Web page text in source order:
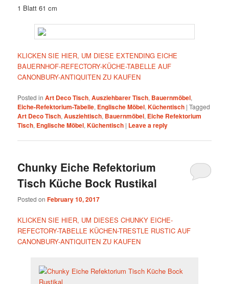
1 Blatt 61 cm
KLICKEN SIE HIER, UM DIESE EXTENDING EICHE
BAUERNHOF-REFECTORY-KÜCHE-TABELLE AUF
CANONBURY-ANTIQUITEN ZU KAUFEN
Posted in Art Deco Tisch,Ausziehbarer Tisch, Bauernmöbel,
Eiche-Refektorium-Tabelle, Englische Möbel,Küchentisch |Tagged
Art Deco Tisch,Ausziehtisch, Bauernmöbel, Eiche Refektorium
Tisch, Englische Möbel,Küchentisch | Leave a reply
Chunky Eiche Refektorium
Tisch Küche Bock Rustikal
Posted onFebruary 10, 2017
KLICKEN SIE HIER, UM DIESES CHUNKY EICHE-
REFECTORY-TABELLE KÜCHEN-TRESTLE RUSTIC AUF
CANONBURY-ANTIQUITEN ZU KAUFEN